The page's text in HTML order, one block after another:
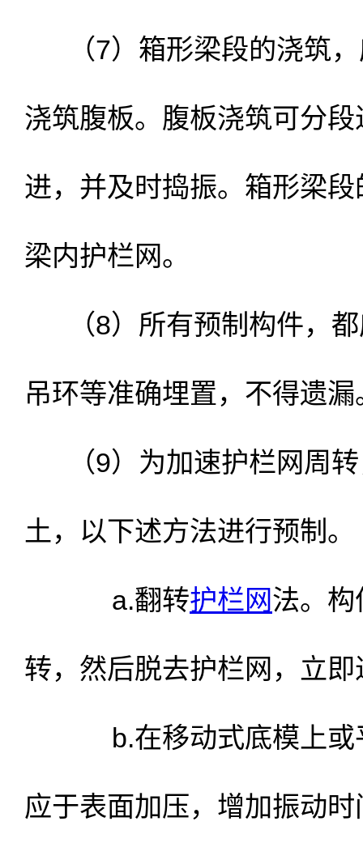
（7）箱形梁段的浇筑，
浇筑腹板。腹板浇筑可分
进，并及时捣振。箱形梁
梁内护栏网。
（8）所有预制构件，都
吊环等准确埋置，不得遗漏
（9）为加速护栏网周转
土，以下述方法进行预制。
a.翻转护栏网法。构
转，然后脱去护栏网，立
b.在移动式底模上或平
应于表面加压，增加振动